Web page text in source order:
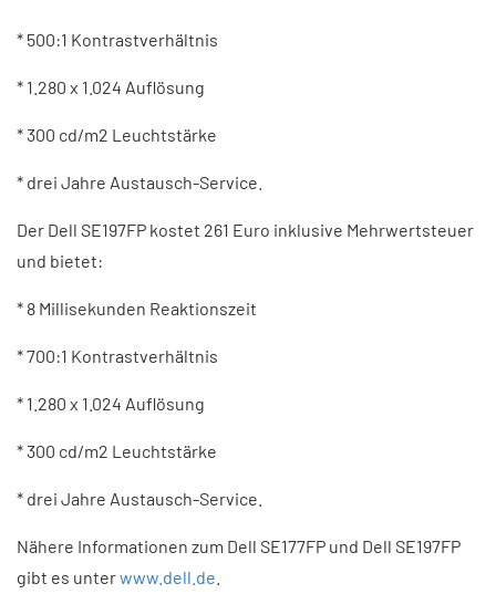
* 500:1 Kontrastverhältnis
* 1.280 x 1.024 Auflösung
* 300 cd/m2 Leuchtstärke
* drei Jahre Austausch-Service.
Der Dell SE197FP kostet 261 Euro inklusive Mehrwertsteuer
und bietet:
* 8 Millisekunden Reaktionszeit
* 700:1 Kontrastverhältnis
* 1.280 x 1.024 Auflösung
* 300 cd/m2 Leuchtstärke
* drei Jahre Austausch-Service.
Nähere Informationen zum Dell SE177FP und Dell SE197FP
gibt es unterwww.dell.de